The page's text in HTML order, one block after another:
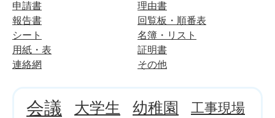
申請書
理由書
報告書
回覧板・順番表
シート
名簿・リスト
用紙・表
証明書
連絡網
その他
会議 大学生 幼稚園 工事現場